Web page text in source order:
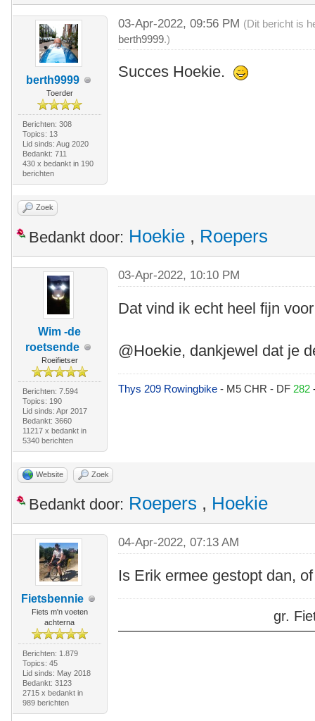
berth9999
Toerder
Berichten: 308
Topics: 13
Lid sinds: Aug 2020
Bedankt: 711
430 x bedankt in 190
berichten
03-Apr-2022, 09:56 PM (Dit bericht is
berth9999.)
Succes Hoekie.
Zoek
Bedankt door: Hoekie , Roepers
Wim -de
roetsende
Roeifietser
Berichten: 7.594
Topics: 190
Lid sinds: Apr 2017
Bedankt: 3660
11217 x bedankt in
5340 berichten
03-Apr-2022, 10:10 PM
Dat vind ik echt heel fijn
@Hoekie, dankjewel dat je
Thys 209 Rowingbike- M5 CHR - DF 282
Website Zoek
Bedankt door: Roepers , Hoekie
Fietsbennie
Fiets m'n voeten
achterna
Berichten: 1.879
Topics: 45
Lid sinds: May 2018
Bedankt: 3123
2715 x bedankt in
989 berichten
04-Apr-2022, 07:13 AM
Is Erik ermee gestopt dan,
gr.